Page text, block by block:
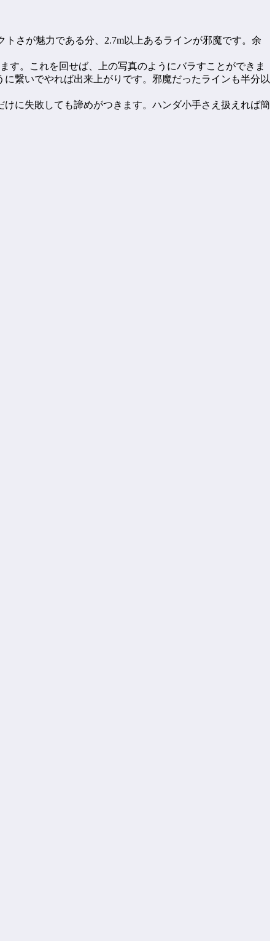
さが魅力である分、2.7m以上あるラインが邪魔です。余
す。これを回せば、上の写真のようにバラすことができま
繋いでやれば出来上がりです。邪魔だったラインも半分以
に失敗しても諦めがつきます。ハンダ小手さえ扱えれば簡